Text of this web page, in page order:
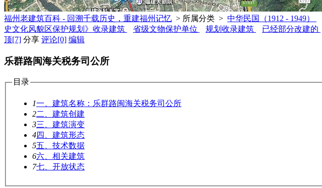
福州老建筑百科 - 回溯千载历史，重建福州记忆 > 所属分类 > 中华民国（1912 - 1949）
史文化风貌区保护规划》收录建筑
省级文物保护单位 规划收录建筑 已经部分改建的
顶[7] 分享 评论[0] 编辑
乐群路闽海关税务司公所
目录
1一、建筑名称：乐群路闽海关税务司公所
2二、建筑创建
3三、建筑演变
4四、建筑形态
5五、技术数据
6六、相关建筑
7七、开放状态